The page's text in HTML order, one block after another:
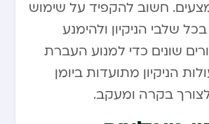
חשוב להקפיד על שימוש
שלבי הניקיון ולהימנע
שונים כדי למנוע העברת
הניקיון מתועדות ביומן
בקרה ומעקב.